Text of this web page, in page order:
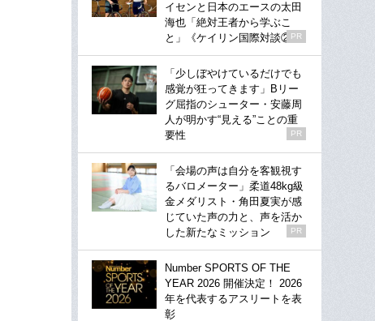
イセンと日本のエースの太田
海也「絶対王者から学ぶこ
と」《ケイリン国際対談②》
PR
「少しぼやけているだけでも
感覚が狂ってきます」Bリー
グ屈指のシューター・安藤周
人が明かす“見える”ことの重
要性
PR
「会場の声は自分を客観視す
るバロメーター」柔道48kg級
金メダリスト・角田夏実が感
じていた声の力と、声を活か
した新たなミッション
PR
Number SPORTS OF THE
YEAR 2026 開催決定！ 2026
年を代表するアスリートを表
彰